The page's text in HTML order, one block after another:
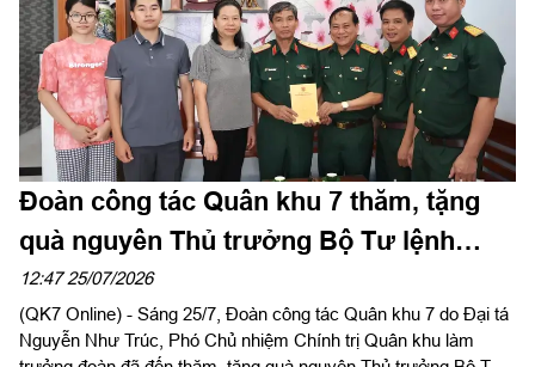
Đoàn công tác Quân khu 7 thăm, tặng
quà nguyên Thủ trưởng Bộ Tư lệnh
Quân khu
12:47 25/07/2026
(QK7 Online) - Sáng 25/7, Đoàn công tác Quân khu 7 do Đại tá
Nguyễn Như Trúc, Phó Chủ nhiệm Chính trị Quân khu làm